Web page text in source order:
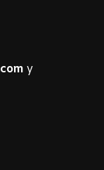
y